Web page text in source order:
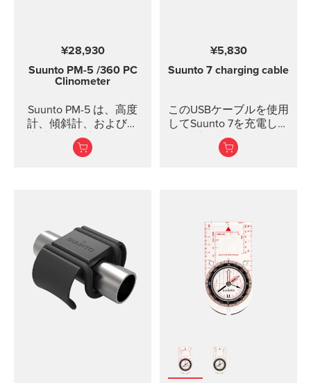
1時間急速充電
¥28,930
Suunto PM-5 /360 PC
Clinometer
Suunto PM-5 は、高度
計、傾斜計、および高
度計と傾斜計の組み合
わせを提供します。 ア
精度に 傾斜計の統合 ラ
ンヤード取り付けおよ
びベルトループ付きナ
イロンポーチ
¥5,830
Suunto 7 charging cable
このUSBケーブルを使用
してSuunto 7を充電しま
す。充電中にウォッチ
をWi-Fiに接続すると、
チをWi-Fiに接続する
と、ソフトウェアアッ
プデートも自動的に行
われます。